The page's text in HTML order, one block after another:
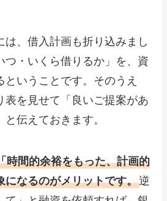
は、借入計画も折り込みまし
つ・いくら借りるか」を、資
いうことです。そのうえ
表を見せて「良いご提案があ
伝えておきます。
時間的余裕をもった、計画的
になるのがメリットです。逆